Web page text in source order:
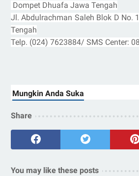
Dompet Dhuafa Jawa Tengah
Jl. Abdulrachman Saleh Blok D No.
Tengah
Telp. (024) 7623884/ SMS Center:
Share
You may like these posts